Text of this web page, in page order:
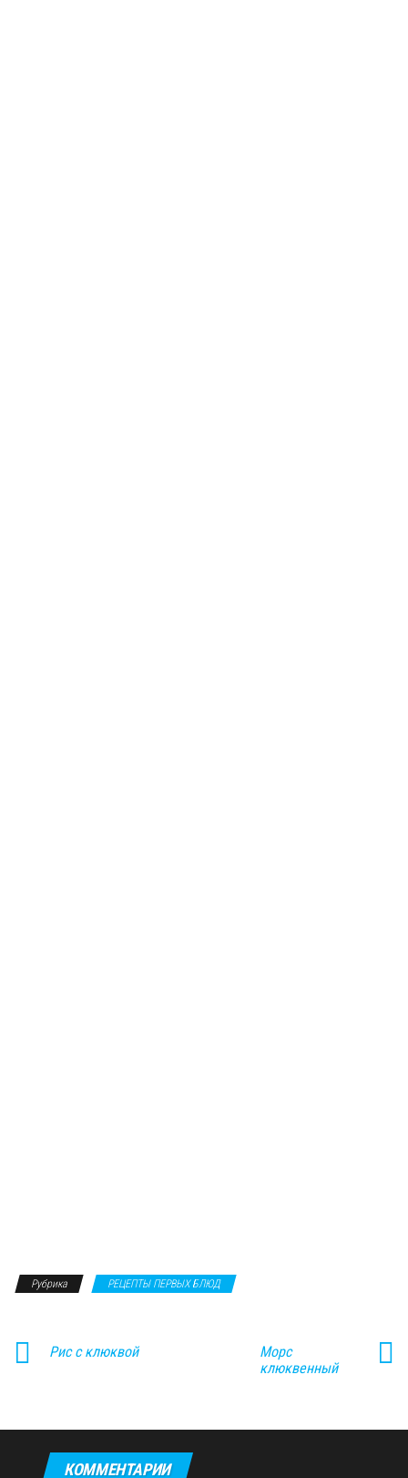
Рубрика РЕЦЕПТЫ ПЕРВЫХ БЛЮД
Рис с клюквой
Морс
клюквенный
КОММЕНТАРИИ